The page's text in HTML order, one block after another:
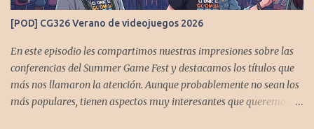
[POD] CG326 Verano de videojuegos 2026
En este episodio les compartimos nuestras impresiones sobre las
conferencias del Summer Game Fest y destacamos los títulos que
más nos llamaron la atención. Aunque probablemente no sean los
más populares, tienen aspectos muy interesantes que queremos